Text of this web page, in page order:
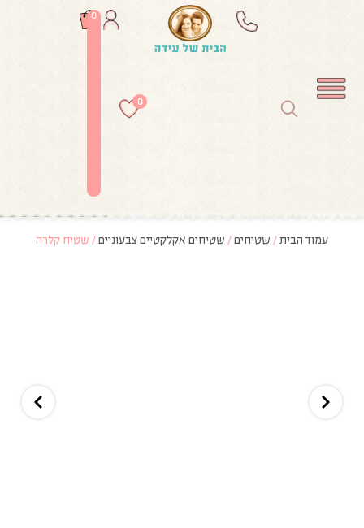
0
0
עמוד הבית/ שטיחים/ שטיחים אקלקטיים צבעוניים/ שטיח קלרה